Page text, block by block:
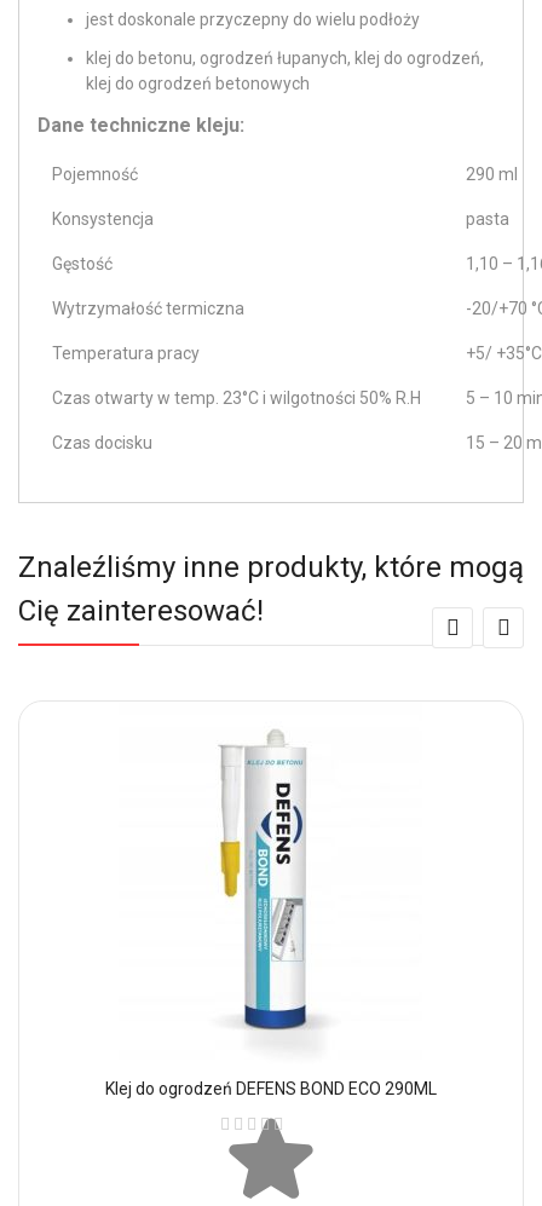
jest doskonale przyczepny do wielu podłoży
klej do betonu, ogrodzeń łupanych, klej do ogrodzeń,
klej do ogrodzeń betonowych
Dane techniczne kleju:
Pojemność 290 ml
Konsystencja pasta
Gęstość 1,10 –
Wytrzymałość termiczna -20/+70
Temperatura pracy +5/ +35°C
Czas otwarty w temp. 23°C i wilgotności 50% R.H 5 – 10
Czas docisku 15 – 20
Znaleźliśmy inne produkty, które mogą
Cię zainteresować!
Klej do ogrodzeń DEFENS BOND ECO 290ML
Ocena: